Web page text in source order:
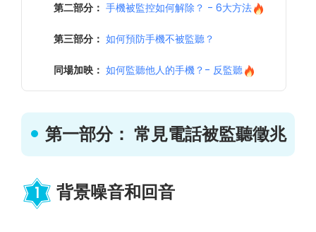
第二部分： 手機被監控如何解除？ - 6大方法
第三部分： 如何預防手機不被監聽？
同場加映： 如何監聽他人的手機？- 反監聽
第一部分： 常見電話被監聽徵兆
1 背景噪音和回音